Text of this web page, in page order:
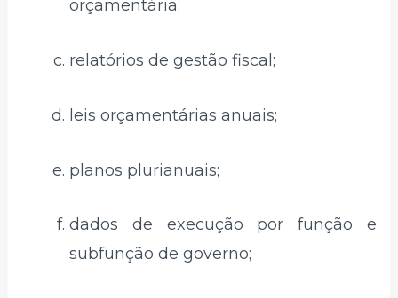
orçamentária;
relatórios de gestão fiscal;
leis orçamentárias anuais;
planos plurianuais;
dados de execução por função e
subfunção de governo;